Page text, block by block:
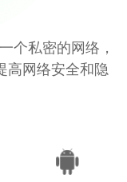
个私密的网络，
高网络安全和隐